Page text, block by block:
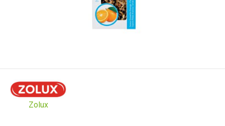
Zolux